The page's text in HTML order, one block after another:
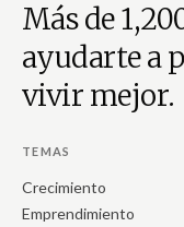
Más de
ayudarte a
vivir mejor.
TEMAS
Crecimiento
Emprendimiento